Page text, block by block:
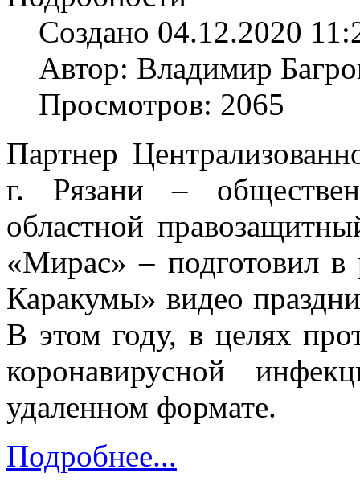
Создано 04.12.2020
Автор: Владимир
Просмотров: 2065
Партнер
г. Рязани –
областной
«Мирас» – подготовил в
Каракумы» видео
В этом году, в целях
коронавирусной
удаленном формате.
Подробнее...